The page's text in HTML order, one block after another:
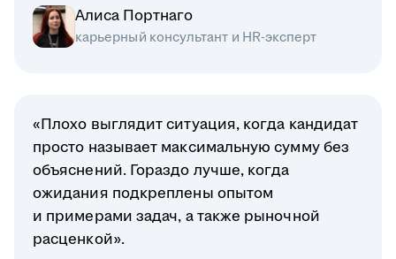
Алиса Портнаго
карьерный консультант и HR-эксперт
«Плохо выглядит ситуация, когда кандидат
просто называет максимальную сумму без
объяснений. Гораздо лучше, когда
ожидания подкреплены опытом
и примерами задач, а также рыночной
расценкой».